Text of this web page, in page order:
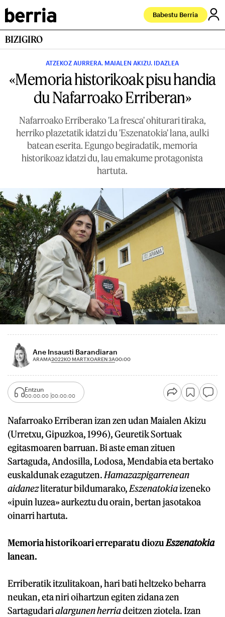
Babestu Berria
BIZIGIRO
ATZEKOZ AURRERA. MAIALEN AKIZU. IDAZLEA
«Memoria historikoak pisu handia
du Nafarroako Erriberan»
Nafarroako Erriberako 'La fresca' ohiturari tiraka,
herriko plazetatik idatzi du 'Eszenatokia' lana, aulki
batean eserita. Egungo begiradatik, memoria
historikoaz idatzi du, lau emakume protagonista
hartuta.
Ane Insausti Barandiaran
ARAMA2022KO MARTXOAREN 3A00:00
Entzun
00:00:00 00:00:00
Nafarroako Erriberan izan zen udan Maialen Akizu
(Urretxu, Gipuzkoa, 1996), Geuretik Sortuak
egitasmoaren barruan. Bi aste eman zituen
Sartaguda, Andosilla, Lodosa, Mendabia eta bertako
euskaldunak ezagutzen. Hamazazpigarrenean
aidanezliteratur bildumarako, Eszenatokiaizeneko
«ipuin luzea» aurkeztu du orain, bertan jasotakoa
oinarri hartuta.
Memoria historikoari erreparatu diozuEszenatokia
lanean.
Erriberatik itzulitakoan, hari bati heltzeko beharra
neukan, eta niri oihartzun egiten zidana zen
Sartagudarialargunen herriadeitzen ziotela. Izan